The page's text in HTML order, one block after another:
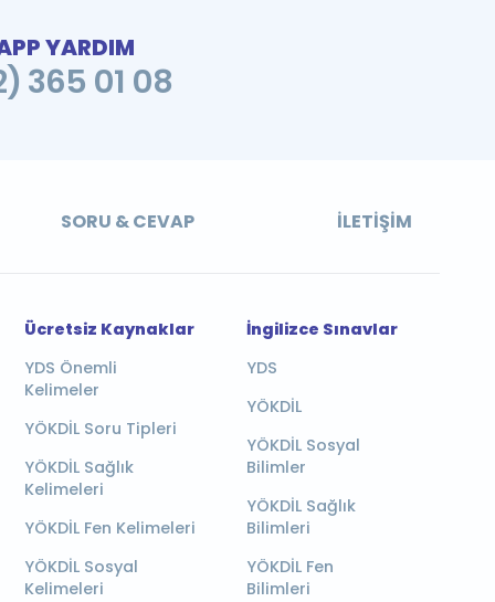
YARDIM
365 01 08
SORU & CEVAP İLETIŞIM
Ücretsiz Kaynaklar
YDS Önemli
Kelimeler
YÖKDİL Soru Tipleri
YÖKDİL Sağlık
Kelimeleri
YÖKDİL Fen Kelimeleri
YÖKDİL Sosyal
Kelimeleri
İngilizce Sınavlar
YDS
YÖKDİL
YÖKDİL Sosyal
Bilimler
YÖKDİL Sağlık
Bilimleri
YÖKDİL Fen
Bilimleri